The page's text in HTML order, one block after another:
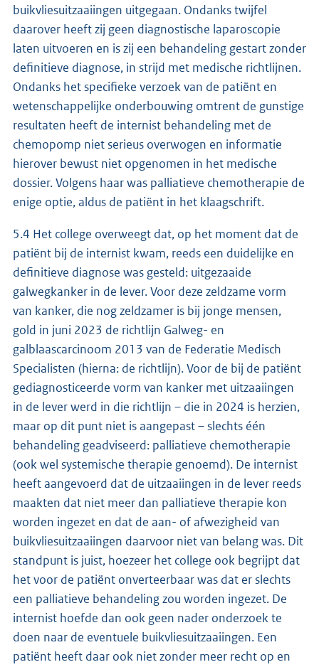
buikvliesuitzaaiingen uitgegaan. Ondanks twijfel
daarover heeft zij geen diagnostische laparoscopie
laten uitvoeren en is zij een behandeling gestart zonder
definitieve diagnose, in strijd met medische richtlijnen.
Ondanks het specifieke verzoek van de patiënt en
wetenschappelijke onderbouwing omtrent de gunstige
resultaten heeft de internist behandeling met de
chemopomp niet serieus overwogen en informatie
hierover bewust niet opgenomen in het medische
dossier. Volgens haar was palliatieve chemotherapie de
enige optie, aldus de patiënt in het klaagschrift.
5.4 Het college overweegt dat, op het moment dat de
patiënt bij de internist kwam, reeds een duidelijke en
definitieve diagnose was gesteld: uitgezaaide
galwegkanker in de lever. Voor deze zeldzame vorm
van kanker, die nog zeldzamer is bij jonge mensen,
gold in juni 2023 de richtlijn Galweg- en
galblaascarcinoom 2013 van de Federatie Medisch
Specialisten (hierna: de richtlijn). Voor de bij de patiënt
gediagnosticeerde vorm van kanker met uitzaaiingen
in de lever werd in die richtlijn – die in 2024 is herzien,
maar op dit punt niet is aangepast – slechts één
behandeling geadviseerd: palliatieve chemotherapie
(ook wel systemische therapie genoemd). De internist
heeft aangevoerd dat de uitzaaiingen in de lever reeds
maakten dat niet meer dan palliatieve therapie kon
worden ingezet en dat de aan- of afwezigheid van
buikvliesuitzaaiingen daarvoor niet van belang was. Dit
standpunt is juist, hoezeer het college ook begrijpt dat
het voor de patiënt onverteerbaar was dat er slechts
een palliatieve behandeling zou worden ingezet. De
internist hoefde dan ook geen nader onderzoek te
doen naar de eventuele buikvliesuitzaaiingen. Een
patiënt heeft daar ook niet zonder meer recht op en